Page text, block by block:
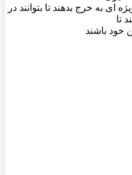
ای به خرج بدهند تا بتوانند در
تا
خود باشند